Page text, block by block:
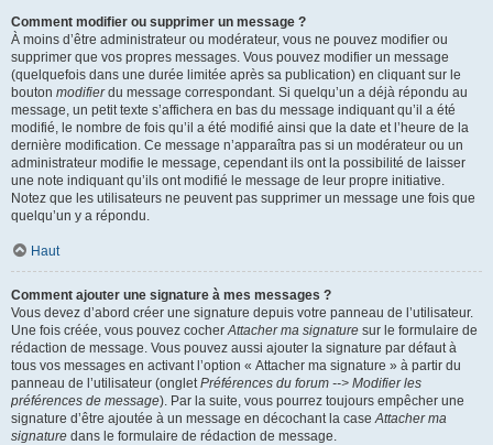
Comment modifier ou supprimer un message ?
À moins d’être administrateur ou modérateur, vous ne pouvez modifier ou
supprimer que vos propres messages. Vous pouvez modifier un message
(quelquefois dans une durée limitée après sa publication) en cliquant sur le
bouton modifierdu message correspondant. Si quelqu’un a déjà répondu au
message, un petit texte s’affichera en bas du message indiquant qu’il a été
modifié, le nombre de fois qu’il a été modifié ainsi que la date et l’heure de la
dernière modification. Ce message n’apparaîtra pas si un modérateur ou un
administrateur modifie le message, cependant ils ont la possibilité de laisser
une note indiquant qu’ils ont modifié le message de leur propre initiative.
Notez que les utilisateurs ne peuvent pas supprimer un message une fois que
quelqu’un y a répondu.
Haut
Comment ajouter une signature à mes messages ?
Vous devez d’abord créer une signature depuis votre panneau de l’utilisateur.
Une fois créée, vous pouvez cocherAttacher ma signature sur le formulaire de
rédaction de message. Vous pouvez aussi ajouter la signature par défaut à
tous vos messages en activant l’option « Attacher ma signature » à partir du
panneau de l’utilisateur (ongletPréférences du forum --> Modifier les
préférences de message). Par la suite, vous pourrez toujours empêcher une
signature d’être ajoutée à un message en décochant la caseAttacher ma
signature dans le formulaire de rédaction de message.